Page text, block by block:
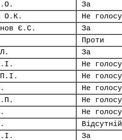
За
О.К.
Не
Є.С.
За
Проти
За
Не
П.І.
Не
Не
Не
Не
Відсутній
За